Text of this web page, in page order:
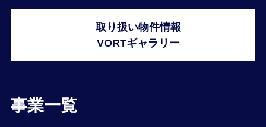
事業一覧
取り扱い物件情報
VORTギャラリー